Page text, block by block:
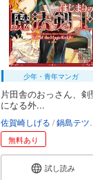
少年・青年マンガ
片田舎のおっさん、剣
になる外...
佐賀崎しげる 鍋島テツヒロ
無料あり
試し読み